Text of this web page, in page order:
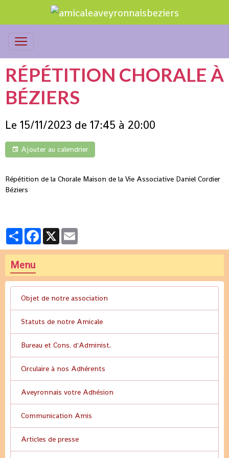
RÉPÉTITION CHORALE À
BÉZIERS
Le 15/11/2023 de 17:45 à 20:00
Ajouter au calendrier
Répétition de la Chorale Maison de la Vie Associative Daniel Cordier
Béziers
PartagerFacebook
X
Menu
Objet de notre association
Statuts de notre Amicale
Bureau et Cons. d'Administ.
Circulaire à nos Adhérents
Aveyronnais votre Adhésion
Communication Amis
Articles de presse